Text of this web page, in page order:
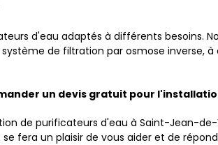
d'eau adaptés à différents besoins.
de filtration par osmose inverse,
un devis gratuit pour
de purificateurs d'eau à Saint-Jean-
fera un plaisir de vous aider et de